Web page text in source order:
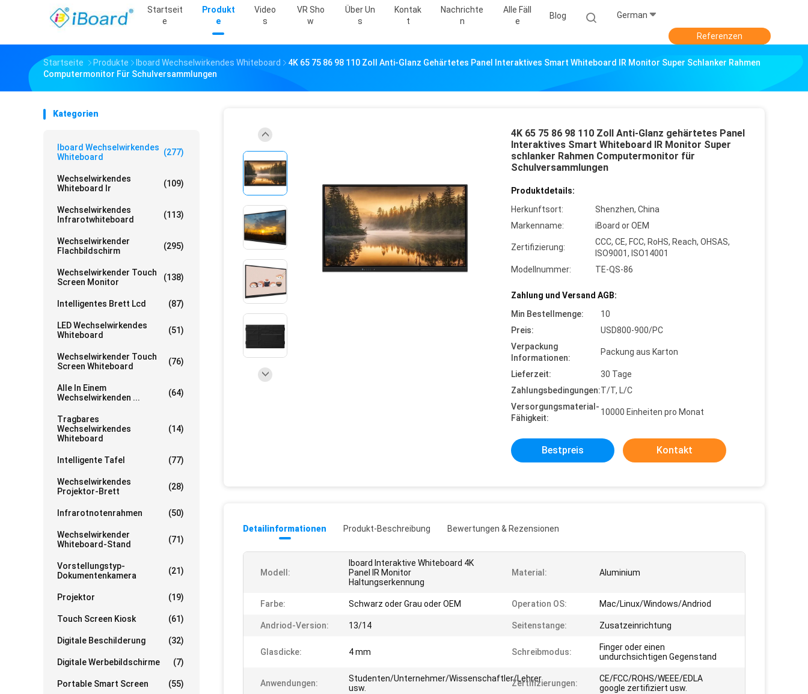
Startseit
E
Produkt
E
Video
S
VR Sho
W
Über Un
S
Kontak
T
Nachrichte
N
Alle Fäll
E
Blog German
Referenzen
Startseite Produkte Iboard Wechselwirkendes Whiteboard
4K 65 75 86 98 110 Zoll Anti-Glanz Gehärtetes Panel Interaktives Smart Whiteboard IR Monitor Super Schlanker Rahmen
Computermonitor Für Schulversammlungen
Kategorien
Iboard Wechselwirkendes
Whiteboard
(277)
Wechselwirkendes
Whiteboard Ir
(109)
Wechselwirkendes
Infrarotwhiteboard
(113)
Wechselwirkender
Flachbildschirm
(295)
Wechselwirkender Touch
Screen Monitor
(138)
Intelligentes Brett Lcd (87)
LED Wechselwirkendes
Whiteboard
(51)
Wechselwirkender Touch
Screen Whiteboard
(76)
Alle In Einem
Wechselwirkenden ...
(64)
Tragbares
Wechselwirkendes
Whiteboard
(14)
Intelligente Tafel (77)
Wechselwirkendes
Projektor-Brett
(28)
Infrarotnotenrahmen (50)
Wechselwirkender
Whiteboard-Stand
(71)
Vorstellungstyp-
Dokumentenkamera
(21)
Projektor (19)
Touch Screen Kiosk (61)
Digitale Beschilderung (32)
Digitale Werbebildschirme (7)
Portable Smart Screen (55)
4K 65 75 86 98 110 Zoll Anti-Glanz gehärtetes Panel
Interaktives Smart Whiteboard IR Monitor Super
schlanker Rahmen Computermonitor für
Schulversammlungen
Produktdetails:
Herkunftsort:
Shenzhen, China
Markenname:
iBoard or OEM
Zertifizierung:
CCC, CE, FCC, RoHS, Reach, OHSAS,
ISO9001, ISO14001
Modellnummer:
TE-QS-86
Zahlung und Versand AGB:
Min Bestellmenge:
10
Preis:
USD800-900/PC
Verpackung
Informationen:
Packung aus Karton
Lieferzeit:
30 Tage
Zahlungsbedingungen:T/T, L/C
Versorgungsmaterial-
Fähigkeit:
10000 Einheiten pro Monat
Bestpreis Kontakt
Detailinformationen Produkt-Beschreibung Bewertungen & Rezensionen
Modell:
Iboard Interaktive Whiteboard 4K
Panel IR Monitor
Haltungserkennung
Material: Aluminium
Farbe: Schwarz oder Grau oder OEM Operation OS: Mac/Linux/Windows/Andriod
Andriod-Version: 13/14 Seitenstange: Zusatzeinrichtung
Glasdicke: 4 mm Schreibmodus:
Finger oder einen
undurchsichtigen Gegenstand
Anwendungen:
Studenten/Unternehmer/Wissenschaftler/Lehrer
usw.
Zertifizierungen:
CE/FCC/ROHS/WEEE/EDLA
google zertifiziert usw.